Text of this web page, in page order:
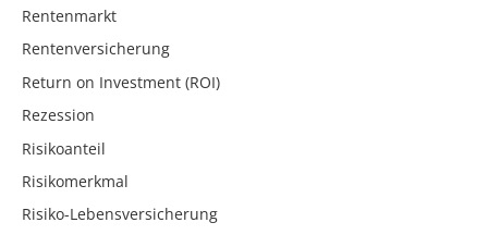
Rentenmarkt
Rentenversicherung
Return on Investment (ROI)
Rezession
Risikoanteil
Risikomerkmal
Risiko-Lebensversicherung